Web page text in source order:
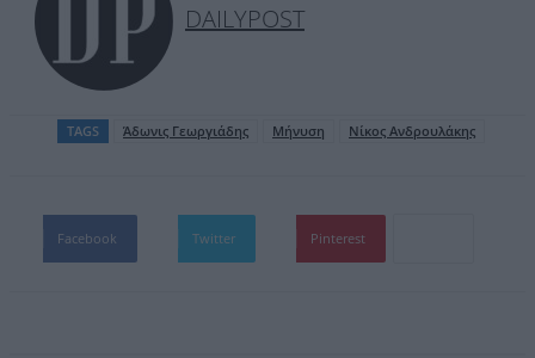
DAILYPOST
TAGS Άδωνις Γεωργιάδης Μήνυση Νίκος Ανδρουλάκης
Facebook Twitter Pinterest